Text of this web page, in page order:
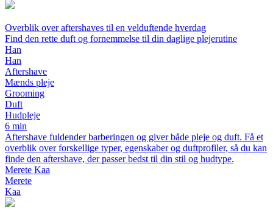
Overblik over aftershaves til en velduftende hverdag
Find den rette duft og fornemmelse til din daglige plejerutine
Han
Han
Aftershave
Mænds pleje
Grooming
Duft
Hudpleje
6 min
Aftershave fuldender barberingen og giver både pleje og duft. Få et
overblik over forskellige typer, egenskaber og duftprofiler, så du kan
finde den aftershave, der passer bedst til din stil og hudtype.
Merete Kaa
Merete
Kaa